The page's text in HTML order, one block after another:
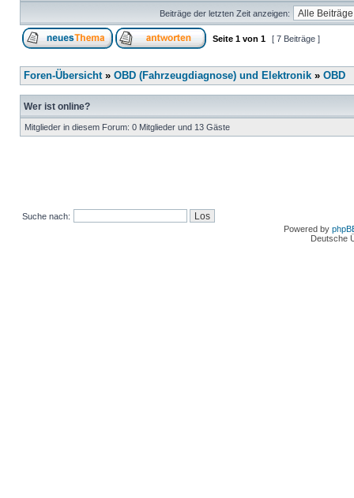
Beiträge der letzten Zeit anzeigen:
Seite 1 von 1 [ 7 Beiträge ]
Foren-Übersicht» OBD (Fahrzeugdiagnose) und Elektronik » OBD
Wer ist online?
Mitglieder in diesem Forum: 0 Mitglieder und 13 Gäste
Suche nach:
Powered by
Deutsche